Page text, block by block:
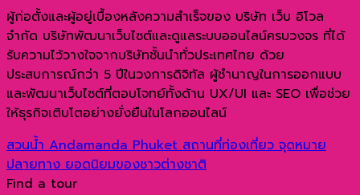
ผู้ก่อตั้งและผู้อยู่เบื้องหลังความสำเร็จของ บริษัท เว็บ อิโวล
จำกัด บริษัทพัฒนาเว็บไซต์และดูแลระบบออนไลน์ครบวงจร ที่ได้
รับความไว้วางใจจากบริษัทชั้นนำทั่วประเทศไทย ด้วย
ประสบการณ์กว่า 5 ปีในวงการดิจิทัล ผู้ชำนาญในการออกแบบ
และพัฒนาเว็บไซต์ที่ตอบโจทย์ทั้งด้าน UX/UI และ SEO เพื่อช่วย
ให้ธุรกิจเติบโตอย่างยั่งยืนในโลกออนไลน์
สวนน้ำ Andamanda Phuket สถานที่ท่องเที่ยว จุดหมาย
ปลายทาง ยอดนิยมของชาวต่างชาติ
Find a tour